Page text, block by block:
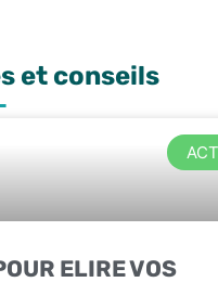
et conseils
ELIRE VOS